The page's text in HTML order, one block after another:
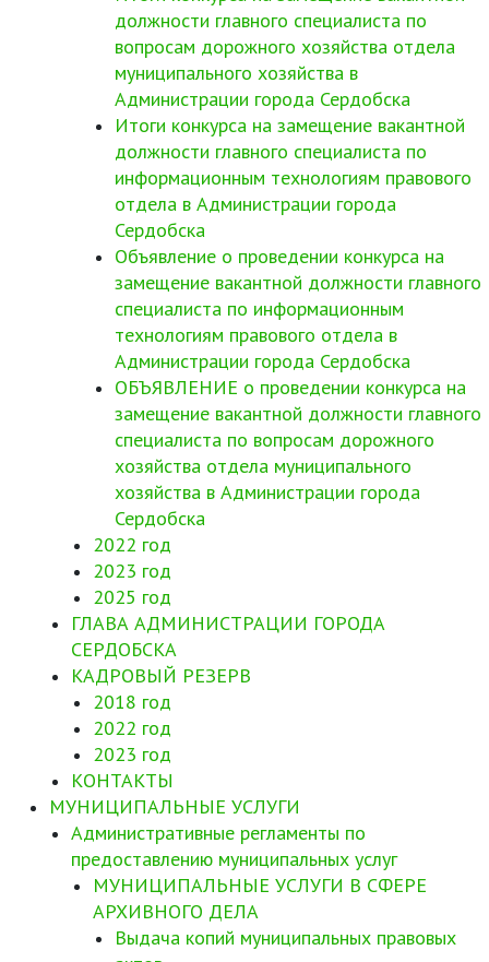
должности главного специалиста по
вопросам дорожного хозяйства отдела
муниципального хозяйства в
Администрации города Сердобска
Итоги конкурса на замещение вакантной
должности главного специалиста по
информационным технологиям правового
отдела в Администрации города
Сердобска
Объявление о проведении конкурса на
замещение вакантной должности главного
специалиста по информационным
технологиям правового отдела в
Администрации города Сердобска
ОБЪЯВЛЕНИЕ о проведении конкурса на
замещение вакантной должности главного
специалиста по вопросам дорожного
хозяйства отдела муниципального
хозяйства в Администрации города
Сердобска
2022 год
2023 год
2025 год
ГЛАВА АДМИНИСТРАЦИИ ГОРОДА
СЕРДОБСКА
КАДРОВЫЙ РЕЗЕРВ
2018 год
2022 год
2023 год
КОНТАКТЫ
МУНИЦИПАЛЬНЫЕ УСЛУГИ
Административные регламенты по
предоставлению муниципальных услуг
МУНИЦИПАЛЬНЫЕ УСЛУГИ В СФЕРЕ
АРХИВНОГО ДЕЛА
Выдача копий муниципальных правовых